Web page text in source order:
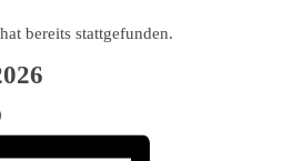
bereits stattgefunden.